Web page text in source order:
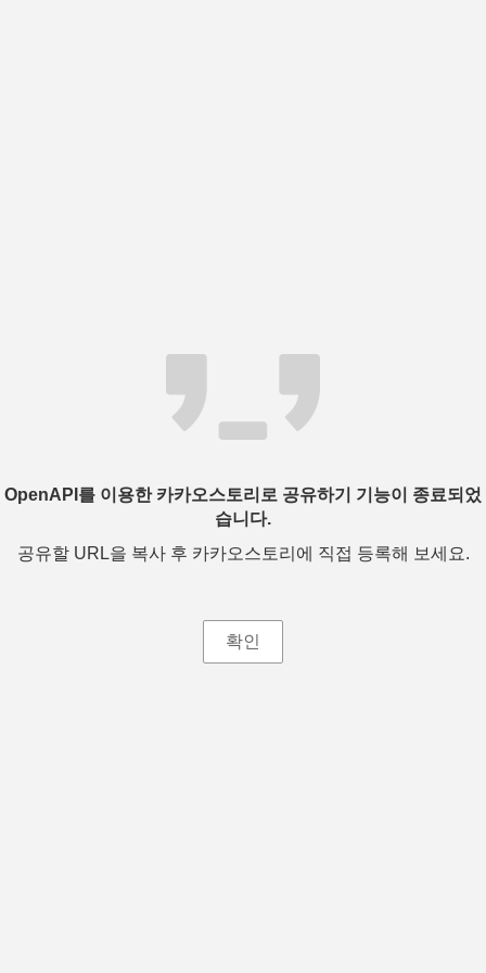
OpenAPI를 이용한 카카오스토리로 공유하기 기능이 종료되었
습니다.
공유할 URL을 복사 후 카카오스토리에 직접 등록해 보세요.
확인